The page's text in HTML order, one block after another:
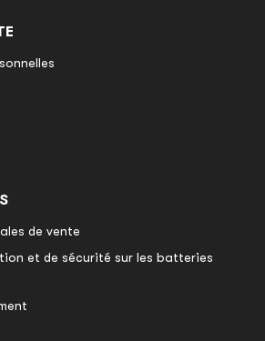
de vente
et de sécurité sur les batteries